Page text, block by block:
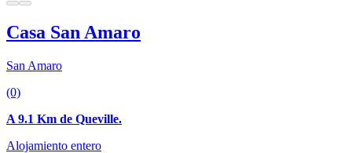
Casa San Amaro
San Amaro
(0)
A 9.1 Km de Queville.
Alojamiento entero